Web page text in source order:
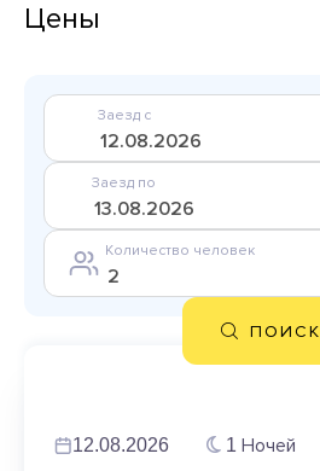
Цены
Заезд с
Заезд по
Количество человек
ПОИСК
12.08.2026 1 Ночей